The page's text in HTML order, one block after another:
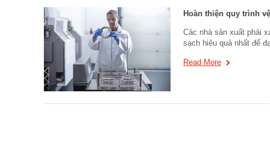
Hoàn thiện quy trình
Các nhà sản xuất phải
sạch hiệu quả nhất để
Read More